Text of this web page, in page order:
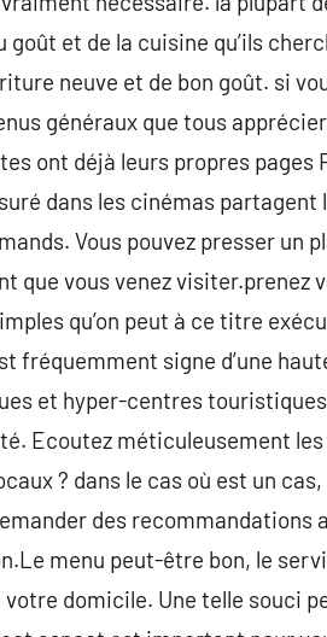
et de la cuisine qu’ils
neuve et de bon goût. si
généraux que tous
ont déjà leurs propres
dans les cinémas
Vous pouvez presser un
que vous venez visiter.prenez
qu’on peut à ce titre
fréquemment signe d’une
et hyper-centres
Ecoutez méticuleusement
? dans le cas où est un
des recommandations
menu peut-être bon, le
votre domicile. Une telle souci